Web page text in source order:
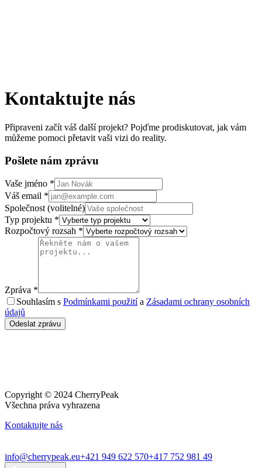
Kontaktujte nás
Připraveni začít váš další projekt? Pojďme prodiskutovat, jak vám
můžeme pomoci přetavit vaši vizi do reality.
Pošlete nám zprávu
Vaše jméno *
Váš email *
Společnost (volitelné)
Typ projektu *
Rozpočtový rozsah *
Zpráva *
Souhlasím s Podmínkami použití a Zásadami ochrany osobních
údajů
Odeslat zprávu
Copyright © 2024 CherryPeak
Všechna práva vyhrazena
Kontaktujte nás
info@cherrypeak.eu+421 949 622 570+417 752 981 49